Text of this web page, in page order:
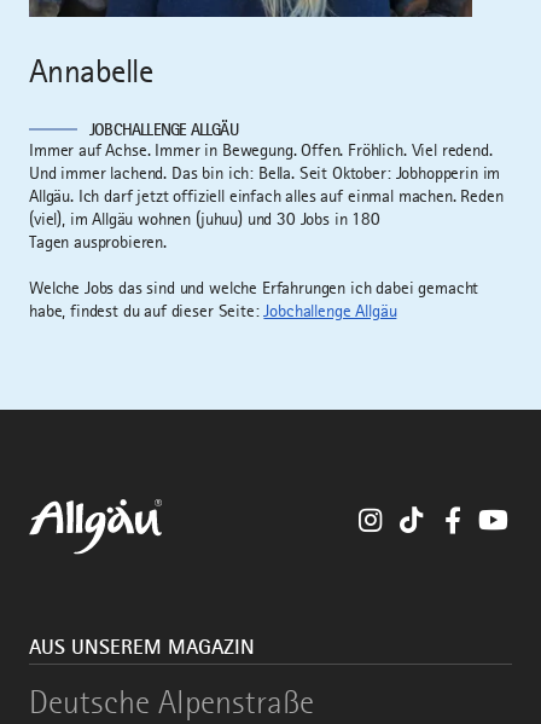
Annabelle
JOBCHALLENGE ALLGÄU
Immer auf Achse. Immer in Bewegung. Offen. Fröhlich. Viel redend.
Und immer lachend. Das bin ich: Bella. Seit Oktober: Jobhopperin im
Allgäu. Ich darf jetzt offiziell einfach alles auf einmal machen. Reden
(viel), im Allgäu wohnen (juhuu) und 30 Jobs in 180
Tagen ausprobieren.
Welche Jobs das sind und welche Erfahrungen ich dabei gemacht
habe, findest du auf dieser Seite: Jobchallenge Allgäu
InstagramTikTok
AUS UNSEREM MAGAZIN
Deutsche Alpenstraße
Deutsche
Alpenstraße